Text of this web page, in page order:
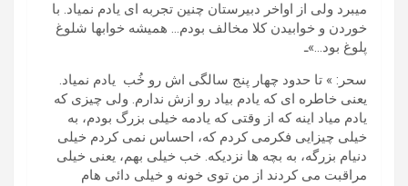
میبرد ولی از اواخر دبیرستان چنین تجربه ای یادم نمیاد. با
خوردن و خوابیدن کلا مخالف بودم… همیشه خوابها شلوغ
پلوغ بود…»ـ
سحر: » تا حدود چهار پنج سالگی اش رو خُب یادم نمیاد.
یعنی خاطره ای که یادم بیاد رو ازش ندارم. ولی چیزی که
یادم میاد اینه که از وقتی که یادمه خیلی بزرگ بودم، به
خیلی چیزایی فکرمی کردم که، احساس نمی کردم خیلی
دنیام بزرگه، به بچه ها نزدیکه. خب خیلی بهم، یعنی خیلی
مراقبت می کردند از من توی خونه و خیلی دائی هام